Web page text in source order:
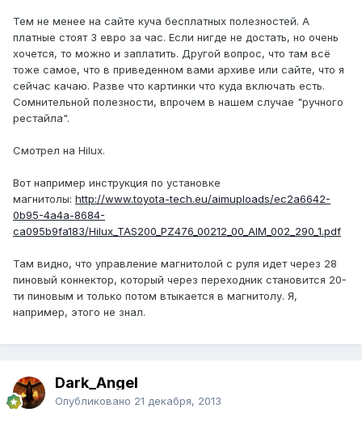
Тем не менее на сайте куча бесплатных полезностей. А
платные стоят 3 евро за час. Если нигде не достать, но очень
хочется, то можно и заплатить. Другой вопрос, что там всё
тоже самое, что в приведенном вами архиве или сайте, что я
сейчас качаю. Разве что картинки что куда включать есть.
Сомнительной полезности, впрочем в нашем случае "ручного
рестайла".
Смотрел на Hilux.
Вот например инструкция по установке
магнитолы: http://www.toyota-tech.eu/aimuploads/ec2a6642-
0b95-4a4a-8684-
ca095b9fa183/Hilux_TAS200_PZ476_00212_00_AIM_002_290_1.pdf
Там видно, что управление магнитолой с руля идет через 28
пиновый коннектор, который через переходник становится 20-
ти пиновым и только потом втыкается в магнитолу. Я,
например, этого не знал.
Dark_Angel
Опубликовано 21 декабря, 2013